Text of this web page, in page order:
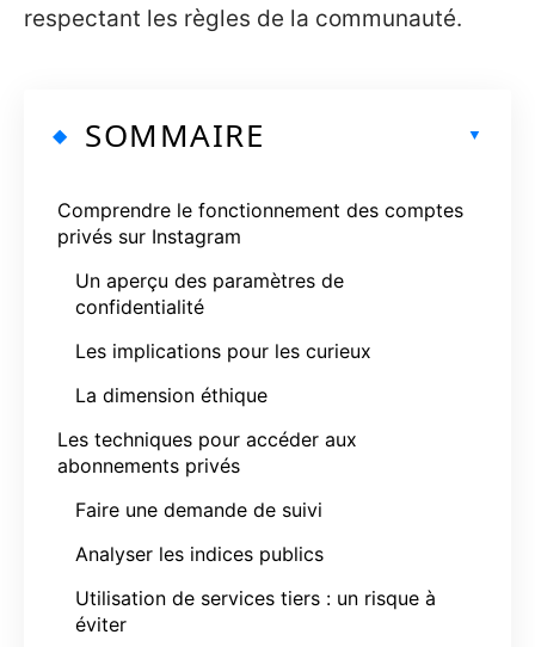
respectant les règles de la communauté.
SOMMAIRE
Comprendre le fonctionnement des comptes
privés sur Instagram
Un aperçu des paramètres de
confidentialité
Les implications pour les curieux
La dimension éthique
Les techniques pour accéder aux
abonnements privés
Faire une demande de suivi
Analyser les indices publics
Utilisation de services tiers : un risque à
éviter